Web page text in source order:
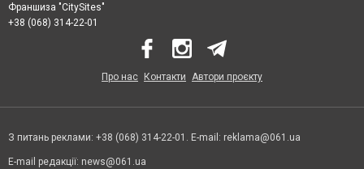
Франшиза "CitySites"
+38 (068) 314-22-01
Про нас Контакти Автори проєкту
З питань реклами: +38 (068) 314-22-01. E-mail: reklama@061.ua
E-mail редакції: news@061.ua